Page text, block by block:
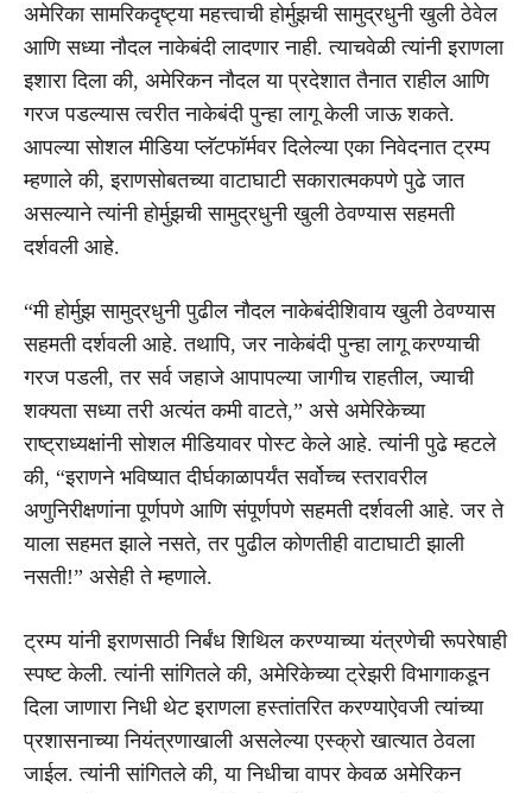
अमेरिका सामरिकदृष्ट्या महत्त्वाची होर्मुझची सामुद्रधुनी खुली ठेवेल
आणि सध्या नौदल नाकेबंदी लादणार नाही. त्याचवेळी त्यांनी इराणला
इशारा दिला की, अमेरिकन नौदल या प्रदेशात तैनात राहील आणि
गरज पडल्यास त्वरीत नाकेबंदी पुन्हा लागू केली जाऊ शकते.
आपल्या सोशल मीडिया प्लॅटफॉर्मवर दिलेल्या एका निवेदनात ट्रम्प
म्हणाले की, इराणसोबतच्या वाटाघाटी सकारात्मकपणे पुढे जात
असल्याने त्यांनी होर्मुझची सामुद्रधुनी खुली ठेवण्यास सहमती
दर्शवली आहे.
“मी होर्मुझ सामुद्रधुनी पुढील नौदल नाकेबंदीशिवाय खुली ठेवण्यास
सहमती दर्शवली आहे. तथापि, जर नाकेबंदी पुन्हा लागू करण्याची
गरज पडली, तर सर्व जहाजे आपापल्या जागीच राहतील, ज्याची
शक्यता सध्या तरी अत्यंत कमी वाटते,” असे अमेरिकेच्या
राष्ट्राध्यक्षांनी सोशल मीडियावर पोस्ट केले आहे. त्यांनी पुढे म्हटले
की, “इराणने भविष्यात दीर्घकाळापर्यंत सर्वोच्च स्तरावरील
अणुनिरीक्षणांना पूर्णपणे आणि संपूर्णपणे सहमती दर्शवली आहे. जर ते
याला सहमत झाले नसते, तर पुढील कोणतीही वाटाघाटी झाली
नसती!” असेही ते म्हणाले.
ट्रम्प यांनी इराणसाठी निर्बंध शिथिल करण्याच्या यंत्रणेची रूपरेषाही
स्पष्ट केली. त्यांनी सांगितले की, अमेरिकेच्या ट्रेझरी विभागाकडून
दिला जाणारा निधी थेट इराणला हस्तांतरित करण्याऐवजी त्यांच्या
प्रशासनाच्या नियंत्रणाखाली असलेल्या एस्क्रो खात्यात ठेवला
जाईल. त्यांनी सांगितले की, या निधीचा वापर केवळ अमेरिकन